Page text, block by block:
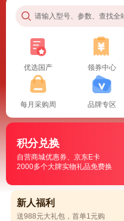
请输入型号、参数、查找全
优选国产 领券中心
每月采购周 品牌专区
积分兑换
自营商城优惠券、京东E卡
2000多个大牌实物礼品免费换
新人福利
送988元大礼包，首单1元购